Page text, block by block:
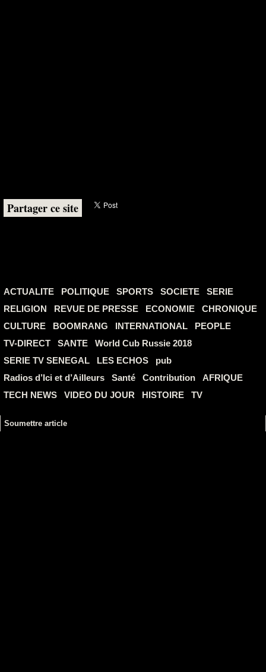
Partager ce site
ACTUALITE POLITIQUE SPORTS SOCIETE
SERIE
RELIGION
REVUE DE PRESSE ECONOMIE
CHRONIQUE
CULTURE
BOOMRANG INTERNATIONAL
PEOPLE
TV-DIRECT
SANTE
World Cub Russie 2018
SERIE TV SENEGAL
LES ECHOS
pub
Radios d’Ici et d’Ailleurs
Santé Contribution
AFRIQUE
TECH NEWS
VIDEO DU JOUR HISTOIRE TV
Soumettre article